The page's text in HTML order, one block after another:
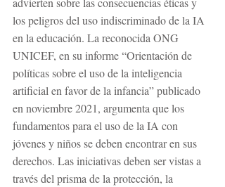
los peligros del uso indiscriminado de la IA
en la educación. La reconocida ONG
UNICEF, en su informe “Orientación de
políticas sobre el uso de la inteligencia
artificial en favor de la infancia” publicado
en noviembre 2021, argumenta que los
fundamentos para el uso de la IA con
jóvenes y niños se deben encontrar en sus
derechos. Las iniciativas deben ser vistas a
través del prisma de la protección, la